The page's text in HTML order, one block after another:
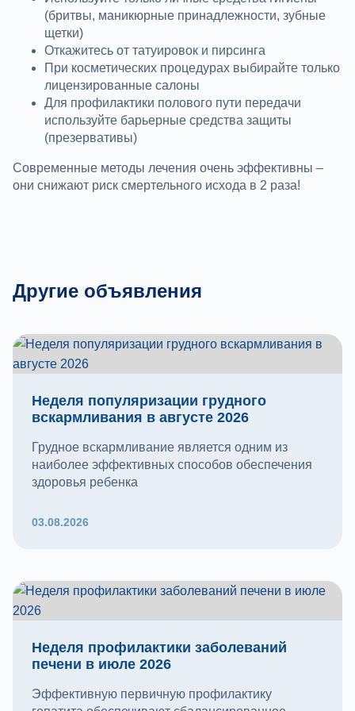
(бритвы, маникюрные принадлежности, зубные
щетки)
Откажитесь от татуировок и пирсинга
При косметических процедурах выбирайте только
лицензированные салоны
Для профилактики полового пути передачи
используйте барьерные средства защиты
(презервативы)
Современные методы лечения очень эффективны –
они снижают риск смертельного исхода в 2 раза!
Другие объявления
Неделя популяризации грудного
вскармливания в августе 2026
Грудное вскармливание является одним из
наиболее эффективных способов обеспечения
здоровья ребенка
03.08.2026
Неделя профилактики заболеваний
печени в июле 2026
Эффективную первичную профилактику